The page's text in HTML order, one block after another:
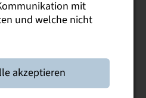
mit
und welche nicht
akzeptieren